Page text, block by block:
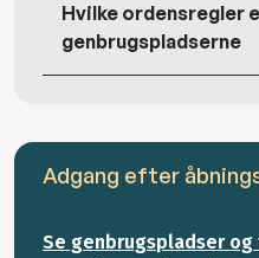
Hvilke ordensregler
genbrugspladserne
Adgang efter
Se genbrugspladser